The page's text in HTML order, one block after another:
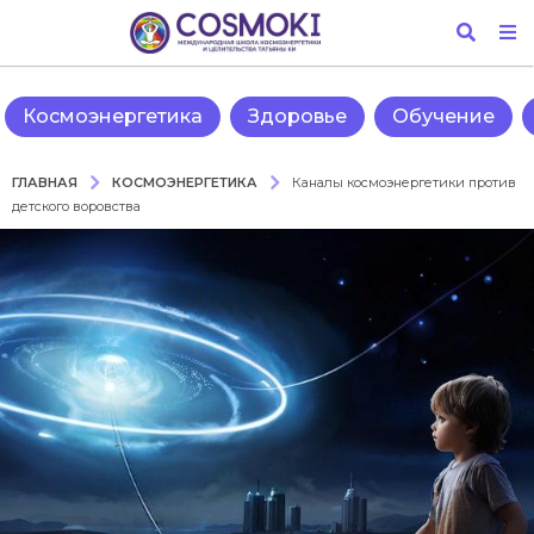
Космоэнергетика Здоровье Обучение
ГЛАВНАЯ КОСМОЭНЕРГЕТИКА
Каналы космоэнергетики против
детского воровства